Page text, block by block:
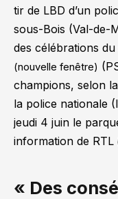
tir de LBD d’un
sous-Bois (Val-de-
des célébrations
(nouvelle fenêtre)
champions, selon
la police nationale
jeudi 4 juin le
information de RTL
« Des